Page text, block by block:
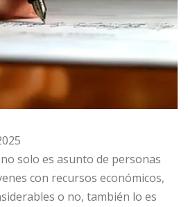
solo es asunto de personas
con recursos económicos,
o no, también lo es